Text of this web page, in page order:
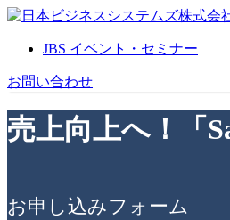
JBS イベント・セミナー
お問い合わせ
売上向上へ！「
お申し込みフォーム